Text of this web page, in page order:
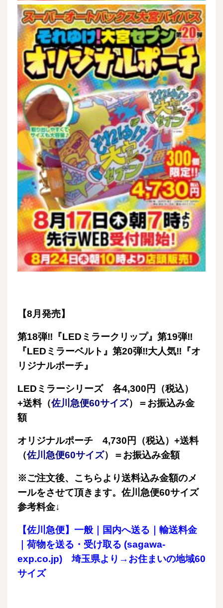
【8月発売】
第18弾‼『LEDミラークリップ』第19弾‼
『LEDミラーベルト』第20弾‼大人気‼『オ
リジナルポーチ』
LEDミラーシリーズ 各4,300円（税込）
+送料（佐川急便60サイズ）＝お振込み金
額
オリジナルポーチ 4,730円（税込）+送料
（佐川急便60サイズ）＝お振込み金額
※ご注文後、こちらより送料込み金額のメ
ールをさせて頂きます。佐川急便60サイズ
参考料金↓
【佐川急便】一般｜国内へ送る｜輸送料金
｜荷物を送る・受け取る (sagawa-
exp.co.jp) 埼玉県より→お住まいの地域60
サイズ